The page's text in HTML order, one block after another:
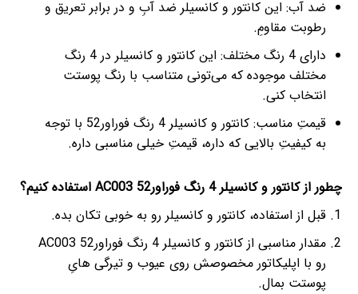
ضد آب: این کانتور و کانسیلر ضد آبِ و در برابر تعریق و
رطوبت مقاومِ.
دارای 4 رنگ مختلف: این کانتور و کانسیلر در 4 رنگ
مختلف موجوده که می‌تونی متناسب با رنگ پوستت
انتخاب کنی.
قیمتِ مناسب: کانتور و کانسیلر 4 رنگ فوراور52 با توجه
به کیفیتِ بالایی که داره، قیمتِ خیلی مناسبی داره.
چطور از کانتور و کانسیلر 4 رنگ فوراور52 AC003 استفاده کنیم؟
قبل از استفاده، کانتور و کانسیلر رو به خوبی تکان بده.
مقدار مناسبی از کانتور و کانسیلر 4 رنگ فوراور52 AC003
رو با اپلیکاتور مخصوصش روی عیوب و تیرگی هایِ
پوستت بمال.